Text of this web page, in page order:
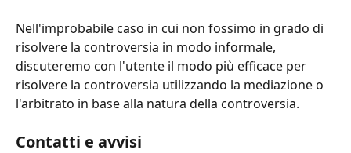
Nell'improbabile caso in cui non fossimo in grado di
risolvere la controversia in modo informale,
discuteremo con l'utente il modo più efficace per
risolvere la controversia utilizzando la mediazione o
l'arbitrato in base alla natura della controversia.
Contatti e avvisi